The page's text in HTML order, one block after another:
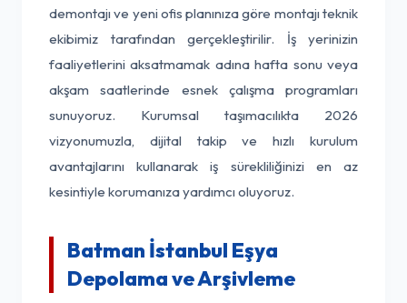
demontajı ve yeni ofis planınıza göre montajı teknik
ekibimiz tarafından gerçekleştirilir. İş yerinizin
faaliyetlerini aksatmamak adına hafta sonu veya
akşam saatlerinde esnek çalışma programları
sunuyoruz. Kurumsal taşımacılıkta 2026
vizyonumuzla, dijital takip ve hızlı kurulum
avantajlarını kullanarak iş sürekliliğinizi en az
kesintiyle korumanıza yardımcı oluyoruz.
Batman İstanbul Eşya
Depolama ve Arşivleme